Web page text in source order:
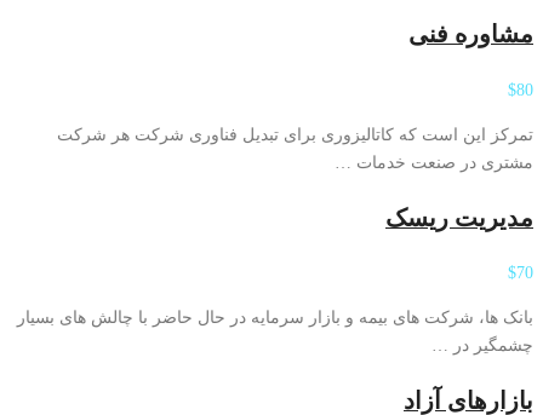
مشاوره فنی
$80
تمرکز این است که کاتالیزوری برای تبدیل فناوری شرکت هر شرکت
مشتری در صنعت خدمات …
مدیریت ریسک
$70
بانک ها، شرکت های بیمه و بازار سرمایه در حال حاضر با چالش های بسیار
چشمگیر در …
بازارهای آزاد